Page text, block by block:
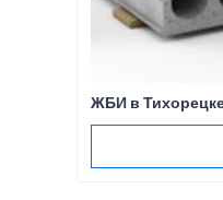
ЖБИ в